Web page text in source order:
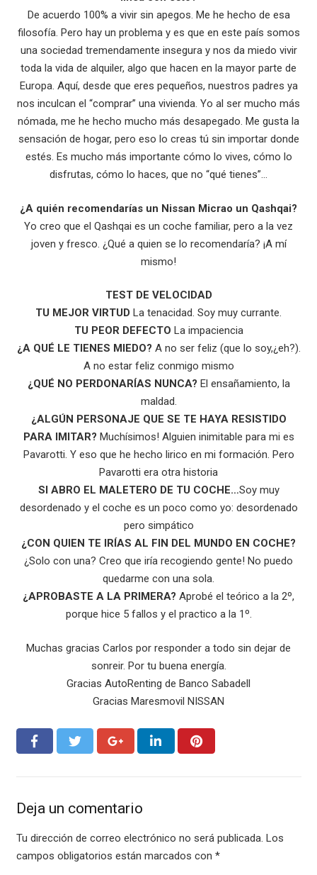
De acuerdo 100% a vivir sin apegos. Me he hecho de esa
filosofía. Pero hay un problema y es que en este país somos
una sociedad tremendamente insegura y nos da miedo vivir
toda la vida de alquiler, algo que hacen en la mayor parte de
Europa. Aquí, desde que eres pequeños, nuestros padres ya
nos inculcan el “comprar” una vivienda. Yo al ser mucho más
nómada, me he hecho mucho más desapegado. Me gusta la
sensación de hogar, pero eso lo creas tú sin importar donde
estés. Es mucho más importante cómo lo vives, cómo lo
disfrutas, cómo lo haces, que no “qué tienes”…
¿A quién recomendarías un Nissan Micrao un Qashqai?
Yo creo que el Qashqai es un coche familiar, pero a la vez
joven y fresco. ¿Qué a quien se lo recomendaría? ¡A mí
mismo!
TEST DE VELOCIDAD
TU MEJOR VIRTUD La tenacidad. Soy muy currante.
TU PEOR DEFECTO La impaciencia
¿A QUÉ LE TIENES MIEDO? A no ser feliz (que lo soy,¿eh?).
A no estar feliz conmigo mismo
¿QUÉ NO PERDONARÍAS NUNCA? El ensañamiento, la
maldad.
¿ALGÚN PERSONAJE QUE SE TE HAYA RESISTIDO
PARA IMITAR? Muchísimos! Alguien inimitable para mi es
Pavarotti. Y eso que he hecho lirico en mi formación. Pero
Pavarotti era otra historia
SI ABRO EL MALETERO DE TU COCHE…Soy muy
desordenado y el coche es un poco como yo: desordenado
pero simpático
¿CON QUIEN TE IRÍAS AL FIN DEL MUNDO EN COCHE?
¿Solo con una? Creo que iría recogiendo gente! No puedo
quedarme con una sola.
¿APROBASTE A LA PRIMERA? Aprobé el teórico a la 2º,
porque hice 5 fallos y el practico a la 1º.
Muchas gracias Carlos por responder a todo sin dejar de
sonreir. Por tu buena energía.
Gracias AutoRenting de Banco Sabadell
Gracias Maresmovil NISSAN
Deja un comentario
Tu dirección de correo electrónico no será publicada. Los
campos obligatorios están marcados con *